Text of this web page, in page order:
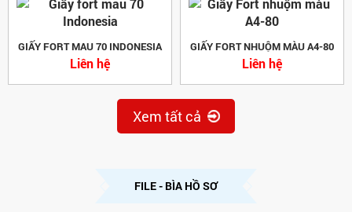
GIẤY FORT MAU 70 INDONESIA
Liên hệ
GIẤY FORT NHUỘM MÀU A4-80
Liên hệ
Xem tất cả
FILE - BÌA HỒ SƠ